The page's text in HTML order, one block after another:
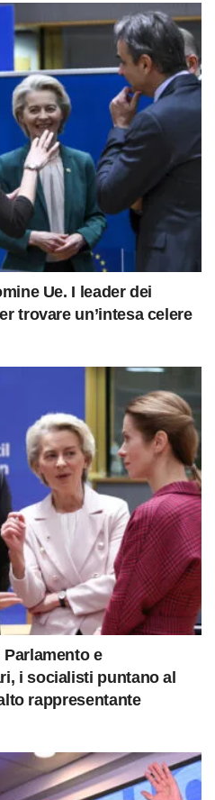
Ue. I leader dei
trovare un’intesa celere
Parlamento e
i socialisti puntano al
rappresentante